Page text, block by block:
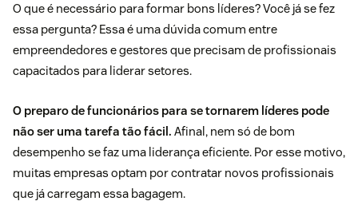
O que é necessário para formar bons líderes? Você já se fez
essa pergunta? Essa é uma dúvida comum entre
empreendedores e gestores que precisam de profissionais
capacitados para liderar setores.
O preparo de funcionários para se tornarem líderes pode
não ser uma tarefa tão fácil. Afinal, nem só de bom
desempenho se faz uma liderança eficiente. Por esse motivo,
muitas empresas optam por contratar novos profissionais
que já carregam essa bagagem.